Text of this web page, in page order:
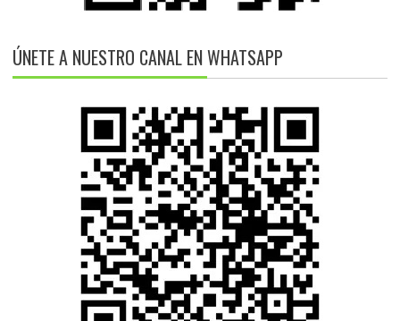
ÚNETE A NUESTRO CANAL EN WHATSAPP